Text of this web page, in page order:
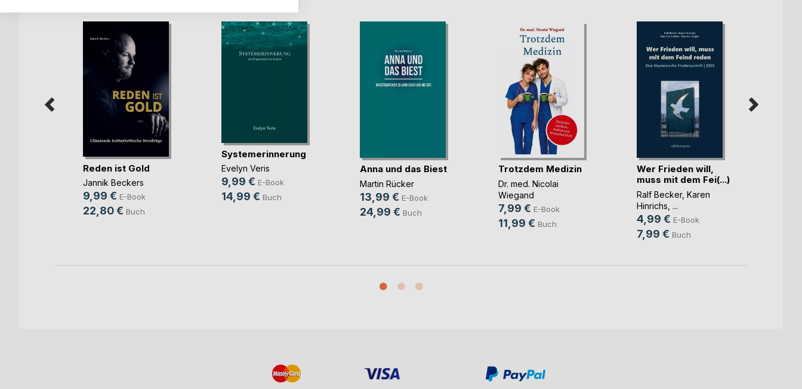
Reden ist Gold
Jannik Beckers
9,99 € E-Book
22,80 € Buch
Systemerinnerung
Evelyn Veris
9,99 € E-Book
14,99 € Buch
Anna und das Biest
Martin Rücker
13,99 € E-Book
24,99 € Buch
Trotzdem Medizin
Dr. med. Nicolai
Wiegand
7,99 € E-Book
11,99 € Buch
Wer Frieden will,
muss mit dem Fei(...)
Ralf Becker, Karen
Hinrichs , ...
4,99 € E-Book
7,99 € Buch